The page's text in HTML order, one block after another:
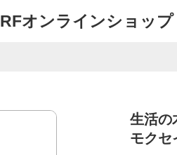
RFオンラインショップ
生活の
モクセ